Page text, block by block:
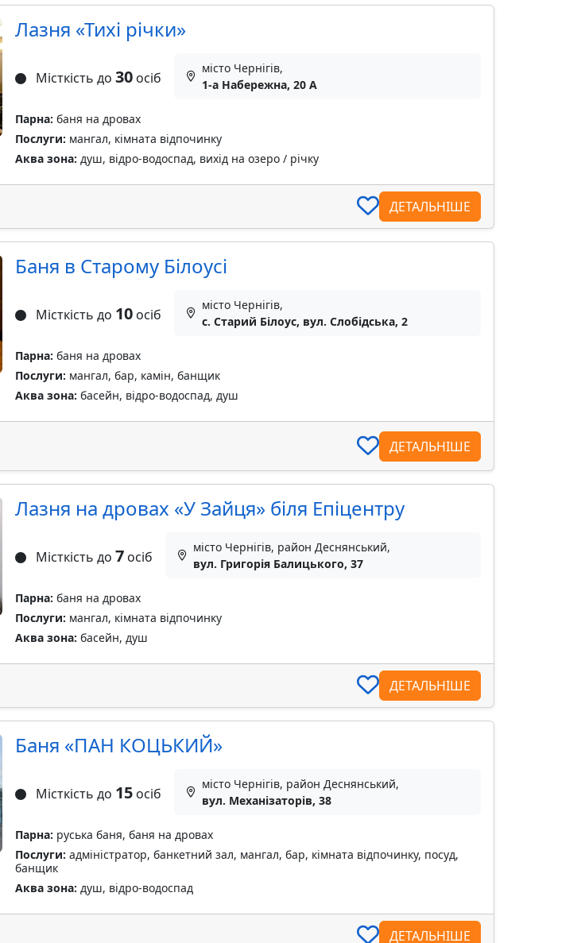
Лазня «Тихі річки»
Місткість до 30осіб
місто Чернігів,
1-а Набережна, 20 А
Парна: баня на дровах
Послуги: мангал, кімната відпочинку
Аква зона: душ, відро-водоспад, вихід на озеро / річку
ДЕТАЛЬНІШЕ
Баня в Старому Білоусі
Місткість до 10осіб
місто Чернігів,
c. Старий Білоус, вул. Слобідська, 2
Парна: баня на дровах
Послуги: мангал, бар, камін, банщик
Аква зона: басейн, відро-водоспад, душ
ДЕТАЛЬНІШЕ
Лазня на дровах «У Зайця» біля Епіцентру
Місткість до 7осіб
місто Чернігів, район Деснянський,
вул. Григорія Балицького, 37
Парна: баня на дровах
Послуги: мангал, кімната відпочинку
Аква зона: басейн, душ
ДЕТАЛЬНІШЕ
Баня «ПАН КОЦЬКИЙ»
Місткість до 15осіб
місто Чернігів, район Деснянський,
вул. Механізаторів, 38
Парна: руська баня, баня на дровах
Послуги: адміністратор, банкетний зал, мангал, бар, кімната відпочинку, посуд,
банщик
Аква зона: душ, відро-водоспад
ДЕТАЛЬНІШЕ